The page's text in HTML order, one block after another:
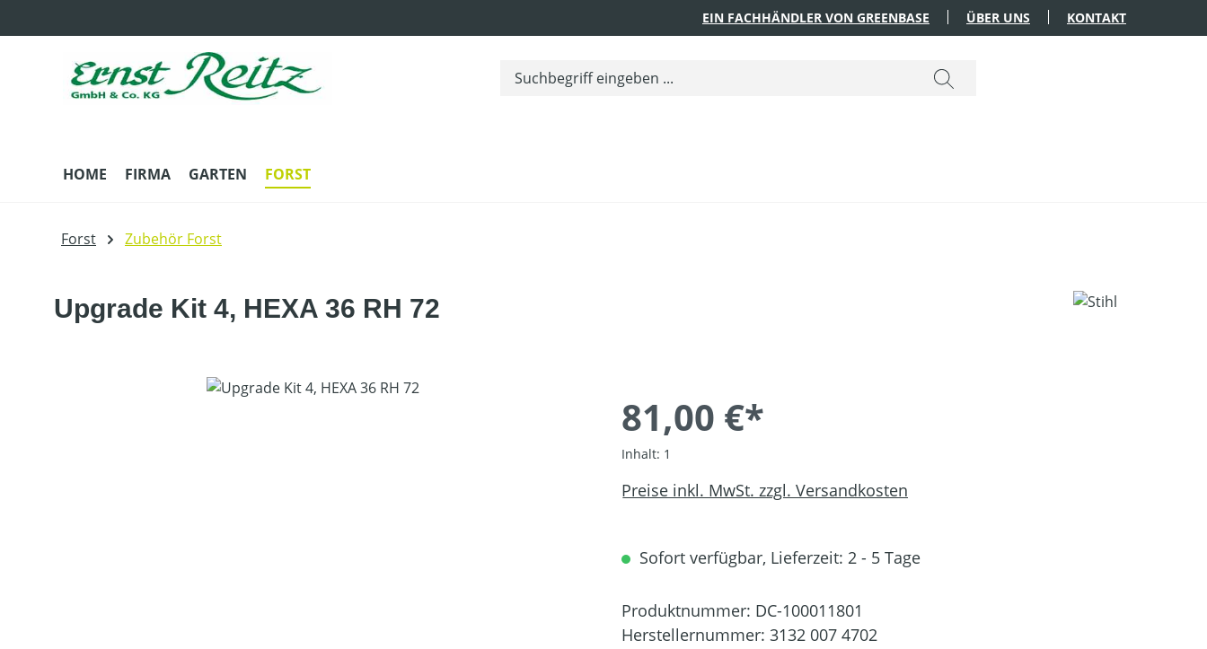
EIN FACHHÄNDLER VON GREENBASE ÜBER UNS KONTAKT
HOME FIRMA GARTEN FORST
Forst Zubehör Forst
Upgrade Kit 4, HEXA 36 RH 72
Bildergalerie überspringen
81,00 €*
Inhalt: 1
Preise inkl. MwSt. zzgl. Versandkosten
Sofort verfügbar, Lieferzeit: 2 - 5 Tage
Produktnummer: DC-100011801
Herstellernummer: 3132 007 4702